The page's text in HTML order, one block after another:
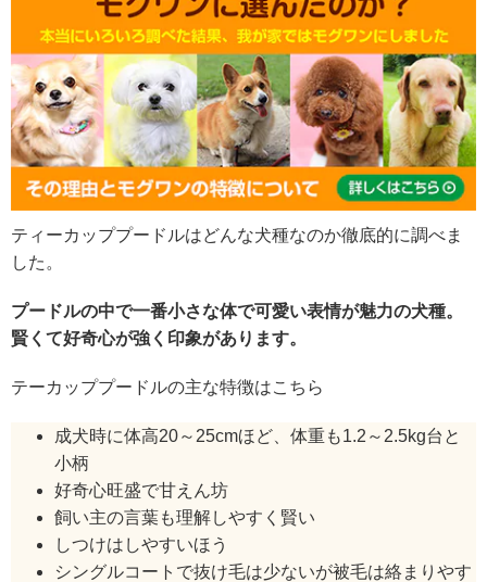
ティーカッププードルはどんな犬種なのか徹底的に調べま
した。
プードルの中で一番小さな体で可愛い表情が魅力の犬種。
賢くて好奇心が強く印象があります。
テーカッププードルの主な特徴はこちら
成犬時に体高20～25cmほど、体重も1.2～2.5kg台と
小柄
好奇心旺盛で甘えん坊
飼い主の言葉も理解しやすく賢い
しつけはしやすいほう
シングルコートで抜け毛は少ないが被毛は絡まりやす